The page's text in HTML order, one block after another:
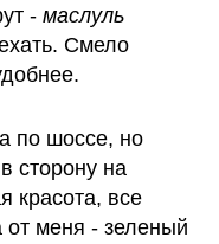
- маслуль
Смело
по шоссе, но
сторону на
красота, все
меня - зеленый